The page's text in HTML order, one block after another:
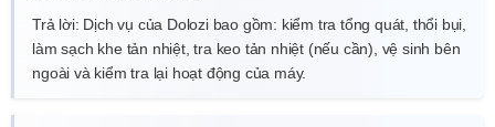
Trả lời: Dịch vụ của Dolozi bao gồm: kiểm tra tổng quát, thổi bụi,
làm sạch khe tản nhiệt, tra keo tản nhiệt (nếu cần), vệ sinh bên
ngoài và kiểm tra lại hoạt động của máy.